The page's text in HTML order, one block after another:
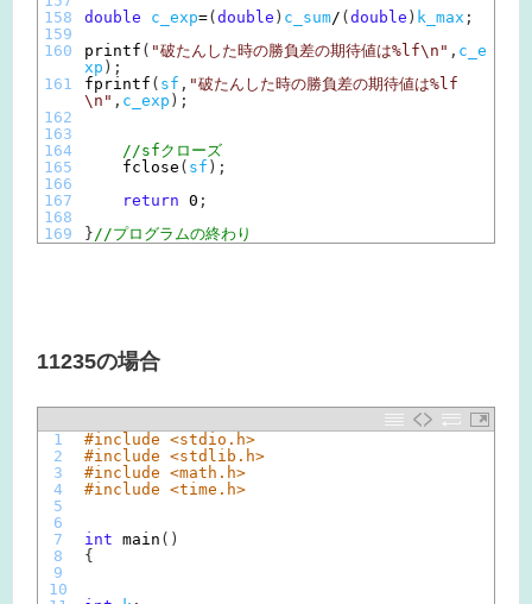
158
159
160
161
162
163
164
165
166
167
168
169
double
c_exp=( double ) c_sum/ ( double ) k_max ;
printf ( "破たんした時の勝負差の期待値は%lf\n" , c_e
xp ) ;
fprintf ( sf , "破たんした時の勝負差の期待値は%lf
\n" , c_exp ) ;
//sfクローズ
fclose ( sf ) ;
return 0 ;
}//プログラムの終わり
11235の場合
1
2
3
4
5
6
7
8
9
10
#include <stdio.h>
#include <stdlib.h>
#include <math.h>
#include <time.h>
int main ( )
{